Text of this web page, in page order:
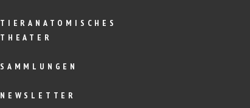
TIERANATOMISCHES
THEATER
SAMMLUNGEN
NEWSLETTER